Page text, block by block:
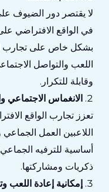
لا يقتصر دور الضيوف
في الواقع الافتراضي
بشكل خاص على تجارب
اللعب والتواصل
وقابلة للتكرار.
الانغماس الاجتماعي
تعزز تجارب الواقع
اللاعبين العمل
أساسية للترفيه
ذكريات ومشاركتها.
إمكانية إعادة اللعب